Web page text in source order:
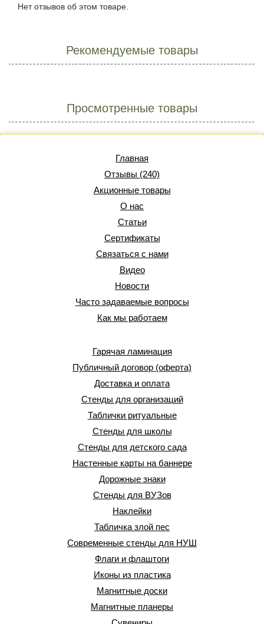
Нет отзывов об этом товаре.
Рекомендуемые товары
Просмотренные товары
Главная
Отзывы (240)
Акционные товары
О нас
Статьи
Сертификаты
Связаться с нами
Видео
Новости
Часто задаваемые вопросы
Как мы работаем
Гарячая ламинация
Публичный договор (оферта)
Доставка и оплата
Стенды для организаций
Таблички ритуальные
Стенды для школы
Стенды для детского сада
Настенные карты на баннере
Дорожные знаки
Стенды для ВУЗов
Наклейки
Табличка злой пес
Современные стенды для НУШ
Флаги и флаштоги
Иконы из пластика
Магнитные доски
Магнитные планеры